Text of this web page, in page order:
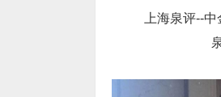
上海泉评--中